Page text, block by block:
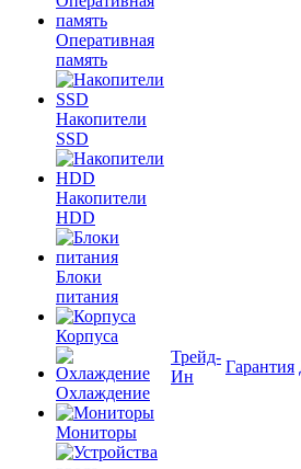
Оперативная
память
Накопители
SSD
Накопители
HDD
Блоки
питания
Корпуса
Охлаждение
Мониторы
Трейд-
Ин
Гарантия